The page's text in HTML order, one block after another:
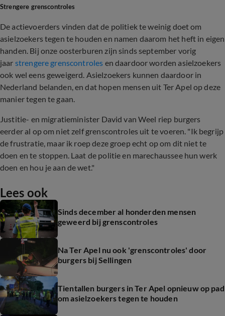
Strengere grenscontroles
De actievoerders vinden dat de politiek te weinig doet om
asielzoekers tegen te houden en namen daarom het heft in eigen
handen. Bij onze oosterburen zijn sinds september vorig
jaar strengere grenscontroles en daardoor worden asielzoekers
ook wel eens geweigerd. Asielzoekers kunnen daardoor in
Nederland belanden, en dat hopen mensen uit Ter Apel op deze
manier tegen te gaan.
Justitie- en migratieminister David van Weel riep burgers
eerder al op om niet zelf grenscontroles uit te voeren. "Ik begrijp
de frustratie, maar ik roep deze groep echt op om dit niet te
doen en te stoppen. Laat de politie en marechaussee hun werk
doen en hou je aan de wet."
Lees ook
Sinds december al honderden mensen
geweerd bij grenscontroles
Na Ter Apel nu ook 'grenscontroles' door
burgers bij Sellingen
Tientallen burgers in Ter Apel opnieuw op pad
om asielzoekers tegen te houden